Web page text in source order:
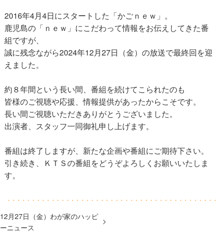
2016年4月4日にスタートした「かごｎｅｗ」。
鹿児島の「ｎｅｗ」にこだわって情報をお伝えしてきた番
組ですが、
誠に残念ながら2024年12月27日（金）の放送で最終回を迎
えました。
約８年間という長い間、番組を続けてこられたのも
皆様のご視聴や応援、情報提供があったからこそです。
長い間ご視聴いただきありがとうございました。
出演者、スタッフ一同御礼申し上げます。
番組は終了しますが、新たな企画や番組にご期待下さい。
引き続き、ＫＴＳの番組をどうぞよろしくお願いいたしま
す。
12月27日（金）わが家のハッピ
ーニュース